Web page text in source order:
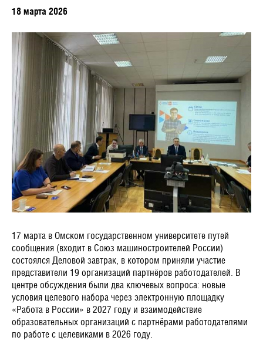
18 марта 2026
17 марта в Омском государственном университете путей
сообщения (входит в Союз машиностроителей России)
состоялся Деловой завтрак, в котором приняли участие
представители 19 организаций партнёров работодателей. В
центре обсуждения были два ключевых вопроса: новые
условия целевого набора через электронную площадку
«Работа в России» в 2027 году и взаимодействие
образовательных организаций с партнёрами работодателями
по работе с целевиками в 2026 году.